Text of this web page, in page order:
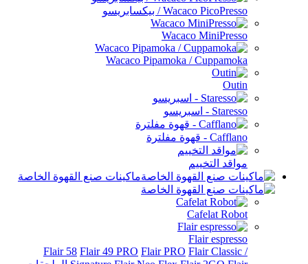
Wacaco PicoPresso / بيكسابريسو
Wacaco MiniPresso
Wacaco Pipamoka / Cuppamoka
Outin
Staresso - اسبريسو
Cafflano - قهوة مفلترة
مواقد التخييم
ماكينات صنع القهوة الخاصة
Cafelat Robot
Flair espresso
Flair 58 Flair 49 PRO Flair PRO Flair Classic /